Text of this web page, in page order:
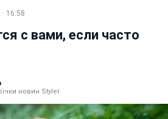
16:58
с вами, если часто
новин Styler